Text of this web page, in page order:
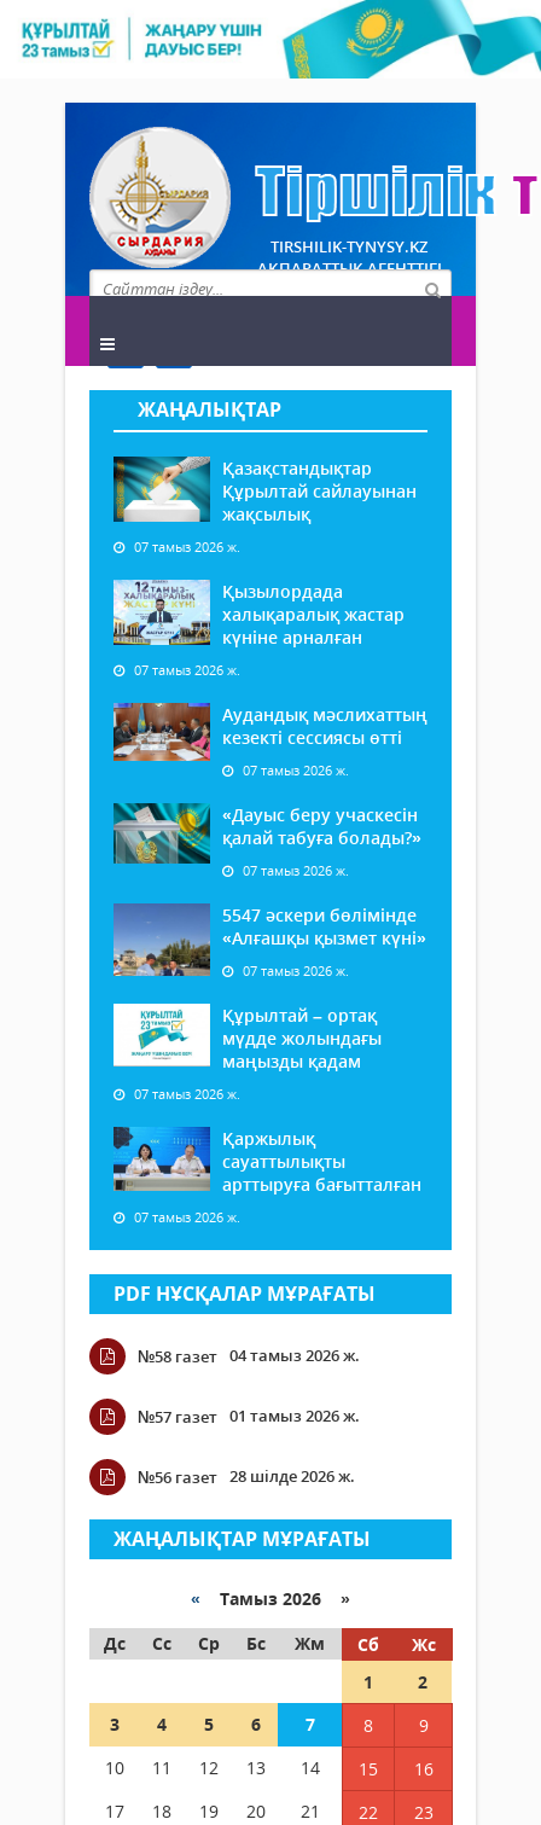
TIRSHILIK-TYNYSY.KZ
АҚПАРАТТЫҚ АГЕНТТІГІ
ЖАҢАЛЫҚТАР
Қазақстандықтар
Құрылтай сайлауынан
жақсылық
07 тамыз 2026 ж.
Қызылордада
халықаралық жастар
күніне арналған
07 тамыз 2026 ж.
Аудандық мәслихаттың
кезекті сессиясы өтті
07 тамыз 2026 ж.
«Дауыс беру учаскесін
қалай табуға болады?»
07 тамыз 2026 ж.
5547 әскери бөлімінде
«Алғашқы қызмет күні»
07 тамыз 2026 ж.
Құрылтай – ортақ
мүдде жолындағы
маңызды қадам
07 тамыз 2026 ж.
Қаржылық
сауаттылықты
арттыруға бағытталған
07 тамыз 2026 ж.
PDF НҰСҚАЛАР МҰРАҒАТЫ
№58 газет 04 тамыз 2026 ж.
№57 газет 01 тамыз 2026 ж.
№56 газет 28 шілде 2026 ж.
ЖАҢАЛЫҚТАР МҰРАҒАТЫ
« Тамыз 2026 »
Дс
Сс Ср Бс Жм Сб
Жс
1
2
3
4 5 6 7 8
9
10
11 12 13 14 15
16
17
18 19 20 21 22
23